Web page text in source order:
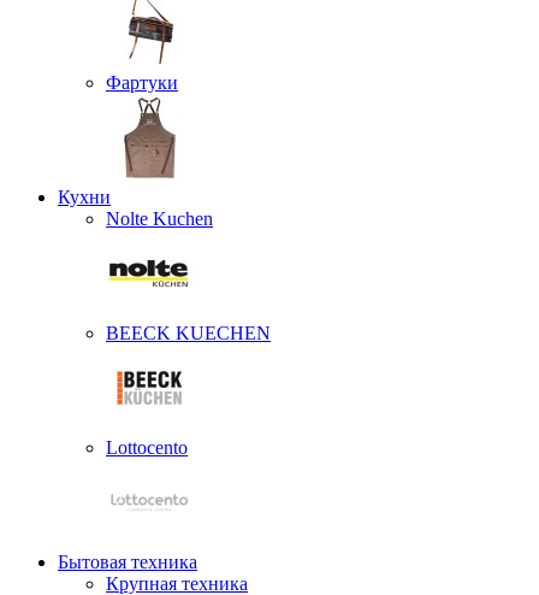
Фартуки
Кухни
Nolte Kuchen
BEECK KUECHEN
Lottocento
Бытовая техника
Крупная техника